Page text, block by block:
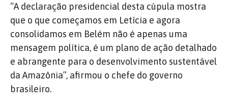
“A declaração presidencial desta cúpula mostra
que o que começamos em Letícia e agora
consolidamos em Belém não é apenas uma
mensagem política, é um plano de ação detalhado
e abrangente para o desenvolvimento sustentável
da Amazônia”, afirmou o chefe do governo
brasileiro.